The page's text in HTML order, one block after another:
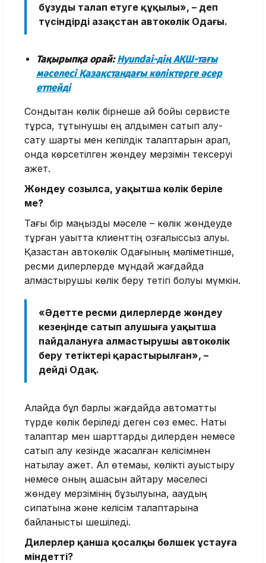
бұзуды талап етуге құқылы», – деп
түсіндірді Қазақстан автокөлік Одағы.
Тақырыпқа орай:Hyundai-дің АҚШ-тағы
мәселесі Қазақстандағы көліктерге әсер
етпейді
Сондықтан көлік бірнеше ай бойы сервисте
тұрса, тұтынушы ең алдымен сатып алу-
сату шарты мен кепілдік талаптарын қарап,
онда көрсетілген жөндеу мерзімін тексеруі
қажет.
Жөндеу созылса, уақытша көлік беріле
ме?
Тағы бір маңызды мәселе – көлік жөндеуде
тұрған уақытта клиенттің қозғалыссыз қалуы.
Қазақстан автокөлік Одағының мәліметінше,
ресми дилерлерде мұндай жағдайда
алмастырушы көлік беру тетігі болуы мүмкін.
«Әдетте ресми дилерлерде жөндеу
кезеңінде сатып алушыға уақытша
пайдалануға алмастырушы автокөлік
беру тетіктері қарастырылған», –
дейді Одақ.
Алайда бұл барлық жағдайда автоматты
түрде көлік беріледі деген сөз емес. Нақты
талаптар мен шарттарды дилерден немесе
сатып алу кезінде жасалған келісімнен
нақтылау қажет. Ал өтемақы, көлікті ауыстыру
немесе оның ақшасын қайтару мәселесі
жөндеу мерзімінің бұзылуына, ақаудың
сипатына және келісім талаптарына
байланысты шешіледі.
Дилерлер қанша қосалқы бөлшек ұстауға
міндетті?